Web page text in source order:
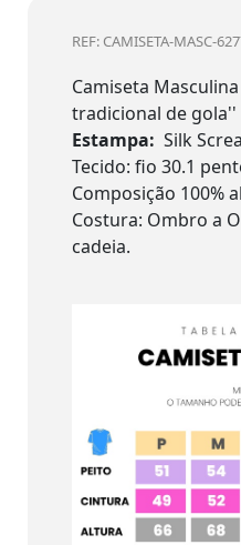
REF: CAMISETA-MASC-
Camiseta
tradicional de gola''
Estampa: Silk
Tecido: fio 30.1
Composição 100%
Costura: Ombro a
cadeia.